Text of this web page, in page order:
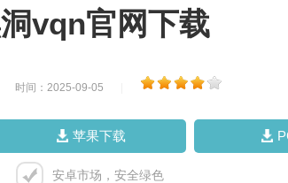
vqn官网下载
时间：2025-09-05
苹果下载
安卓市场，安全绿色